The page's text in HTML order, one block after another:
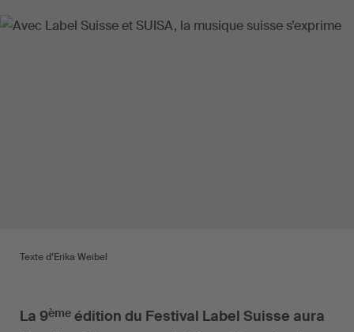
Texte d’Erika Weibel
La 9ème édition du Festival Label Suisse aura